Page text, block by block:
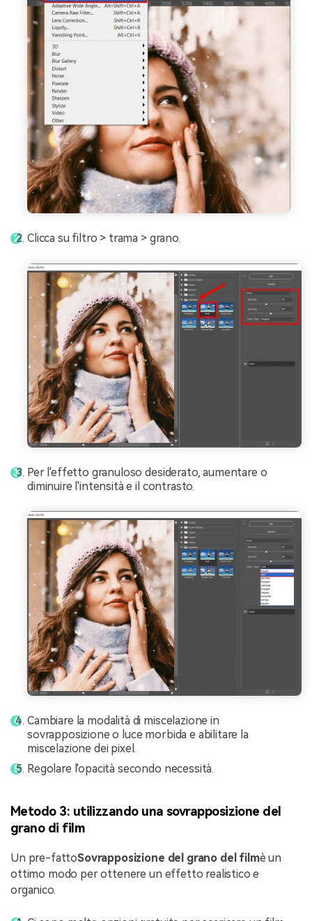
Clicca su filtro > trama > grano.
Per l'effetto granuloso desiderato, aumentare o
diminuire l'intensità e il contrasto.
Cambiare la modalità di miscelazione in
sovrapposizione o luce morbida e abilitare la
miscelazione dei pixel.
Regolare l'opacità secondo necessità.
Metodo 3: utilizzando una sovrapposizione del
grano di film
Un pre-fattoSovrapposizione del grano del filmè un
ottimo modo per ottenere un effetto realistico e
organico.